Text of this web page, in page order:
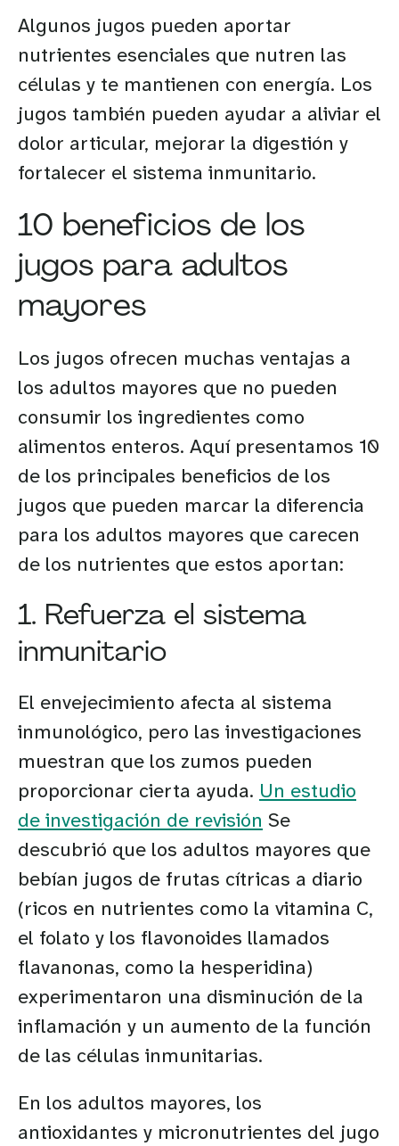
Algunos jugos pueden aportar
nutrientes esenciales que nutren las
células y te mantienen con energía. Los
jugos también pueden ayudar a aliviar el
dolor articular, mejorar la digestión y
fortalecer el sistema inmunitario.
10 beneficios de los
jugos para adultos
mayores
Los jugos ofrecen muchas ventajas a
los adultos mayores que no pueden
consumir los ingredientes como
alimentos enteros. Aquí presentamos 10
de los principales beneficios de los
jugos que pueden marcar la diferencia
para los adultos mayores que carecen
de los nutrientes que estos aportan:
1. Refuerza el sistema
inmunitario
El envejecimiento afecta al sistema
inmunológico, pero las investigaciones
muestran que los zumos pueden
proporcionar cierta ayuda. Un estudio
de investigación de revisión Se
descubrió que los adultos mayores que
bebían jugos de frutas cítricas a diario
(ricos en nutrientes como la vitamina C,
el folato y los flavonoides llamados
flavanonas, como la hesperidina)
experimentaron una disminución de la
inflamación y un aumento de la función
de las células inmunitarias.
En los adultos mayores, los
antioxidantes y micronutrientes del jugo